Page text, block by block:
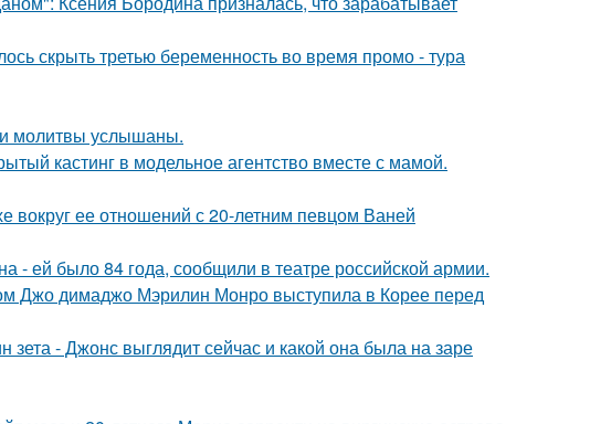
скрыть третью беременность во время промо - тура
молитвы услышаны.
кастинг в модельное агентство вместе с мамой.
вокруг ее отношений с 20-летним певцом Ваней
- ей было 84 года, сообщили в театре российской армии.
Джо димаджо Мэрилин Монро выступила в Корее перед
зета - Джонс выглядит сейчас и какой она была на заре